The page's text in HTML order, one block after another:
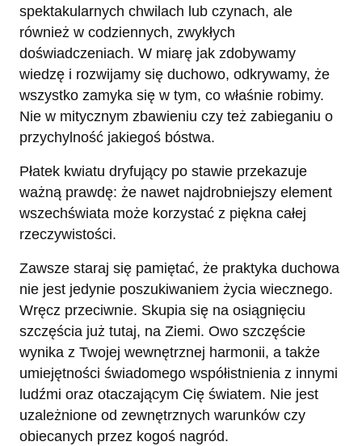
spektakularnych chwilach lub czynach, ale
również w codziennych, zwykłych
doświadczeniach. W miarę jak zdobywamy
wiedzę i rozwijamy się duchowo, odkrywamy, że
wszystko zamyka się w tym, co właśnie robimy.
Nie w mitycznym zbawieniu czy też zabieganiu o
przychylność jakiegoś bóstwa.
Płatek kwiatu dryfujący po stawie przekazuje
ważną prawdę: że nawet najdrobniejszy element
wszechświata może korzystać z piękna całej
rzeczywistości.
Zawsze staraj się pamiętać, że praktyka duchowa
nie jest jedynie poszukiwaniem życia wiecznego.
Wręcz przeciwnie. Skupia się na osiągnięciu
szczęścia już tutaj, na Ziemi. Owo szczęście
wynika z Twojej wewnętrznej harmonii, a także
umiejętności świadomego współistnienia z innymi
ludźmi oraz otaczającym Cię światem. Nie jest
uzależnione od zewnętrznych warunków czy
obiecanych przez kogoś nagród.